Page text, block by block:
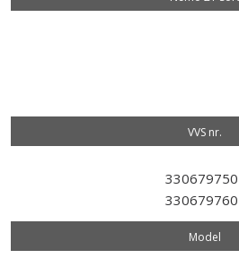
VVS nr.​
330679750
330679760
Model​